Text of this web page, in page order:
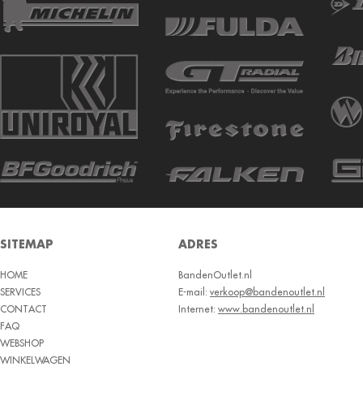
SITEMAP
HOME
SERVICES
CONTACT
FAQ
WEBSHOP
WINKELWAGEN
ADRES
BandenOutlet.nl
E-mail: verkoop@bandenoutlet.nl
Internet: www.bandenoutlet.nl